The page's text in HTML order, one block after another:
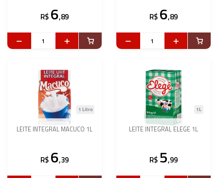
R$ 6,89 R$ 6,89
LEITE INTEGRAL MACUCO 1L
1 Litro
R$ 6,39
LEITE INTEGRAL ELEGE 1L
1L
R$ 5,99